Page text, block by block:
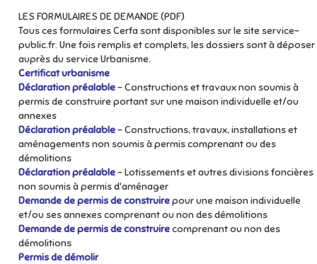
LES FORMULAIRES DE DEMANDE (PDF)
Tous ces formulaires Cerfa sont disponibles sur le site service-
public.fr. Une fois remplis et complets, les dossiers sont à déposer
auprès du service Urbanisme.
Certificat urbanisme
Déclaration préalable- Constructions et travaux non soumis à
permis de construire portant sur une maison individuelle et/ou
annexes
Déclaration préalable- Constructions, travaux, installations et
aménagements non soumis à permis comprenant ou des
démolitions
Déclaration préalable- Lotissements et autres divisions foncières
non soumis à permis d'aménager
Demande de permis de construirepour une maison individuelle
et/ou ses annexes comprenant ou non des démolitions
Demande de permis de construirecomprenant ou non des
démolitions
Permis de démolir